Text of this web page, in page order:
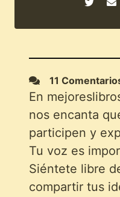
11
En
nos encanta
participen y
Tu voz es
Siéntete libre
compartir tus